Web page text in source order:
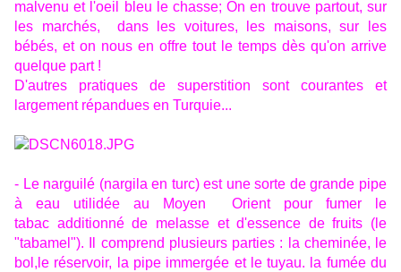
malvenu et l'oeil bleu le chasse; On en trouve partout, sur
les marchés, dans les voitures, les maisons, sur les
bébés, et on nous en offre tout le temps dès qu'on arrive
quelque part !
D'autres pratiques de superstition sont courantes et
largement répandues en Turquie...
- Le narguilé (nargila en turc) est une sorte de grande pipe
à eau utilidée au Moyen Orient pour fumer le
tabac additionné de melasse et d'essence de fruits (le
"tabamel"). Il comprend plusieurs parties : la cheminée, le
bol,le réservoir, la pipe immergée et le tuyau. la fumée du